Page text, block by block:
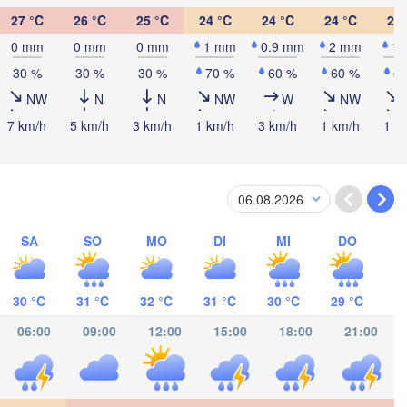
27 °C
0 mm
30 %
NW
7 km/h
26 °C
0 mm
30 %
N
5 km/h
25 °C
0 mm
30 %
N
3 km/h
24 °C
1 mm
70 %
NW
1 km/h
24 °C
0.9 mm
60 %
W
3 km/h
24 °C
2 mm
60 %
NW
1 km/h
24
1
1
SA
30 °C
SO
31 °C
MO
32 °C
DI
31 °C
MI
30 °C
DO
29 °C
06:00 09:00 12:00 15:00 18:00 21:00
San José
COSTA RICA
Kingston